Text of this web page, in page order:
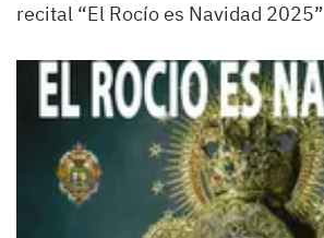
recital “El Rocío es Navidad 2025”